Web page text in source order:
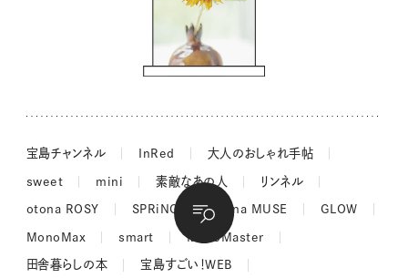
吉田羊さんの着物と12のアソビゴコロ
長谷川あかりさんの今週もお疲れ様つまみ
宝島チャンネル InRed 大人のおしゃれ手帖
sweet mini 素敵なあの人 リンネル
otona ROSY SPRiNG otona MUSE GLOW
MonoMax smart MonoMaster
田舎暮らしの本 宝島すごい！WEB